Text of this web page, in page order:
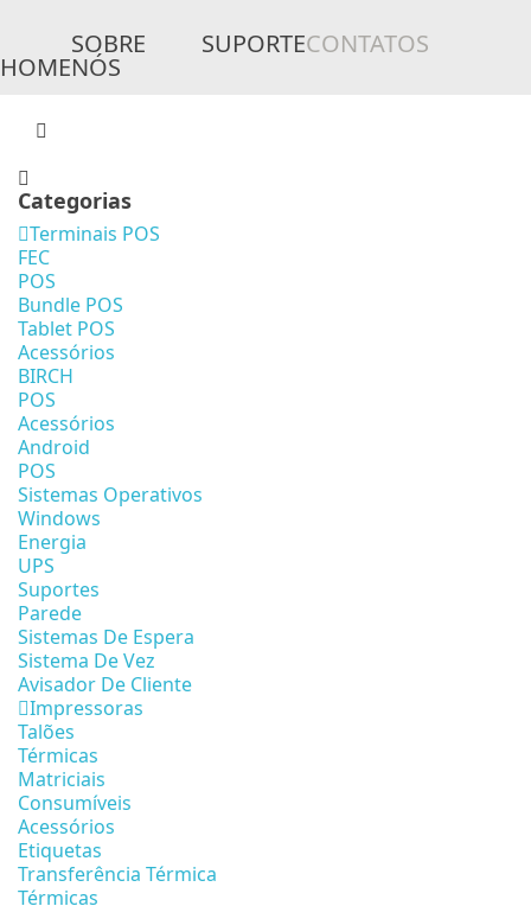
HOME
SOBRE
NÓS
SUPORTECONTATOS
Categorias
Terminais POS
FEC
POS
Bundle POS
Tablet POS
Acessórios
BIRCH
POS
Acessórios
Android
POS
Sistemas Operativos
Windows
Energia
UPS
Suportes
Parede
Sistemas De Espera
Sistema De Vez
Avisador De Cliente
Impressoras
Talões
Térmicas
Matriciais
Consumíveis
Acessórios
Etiquetas
Transferência Térmica
Térmicas